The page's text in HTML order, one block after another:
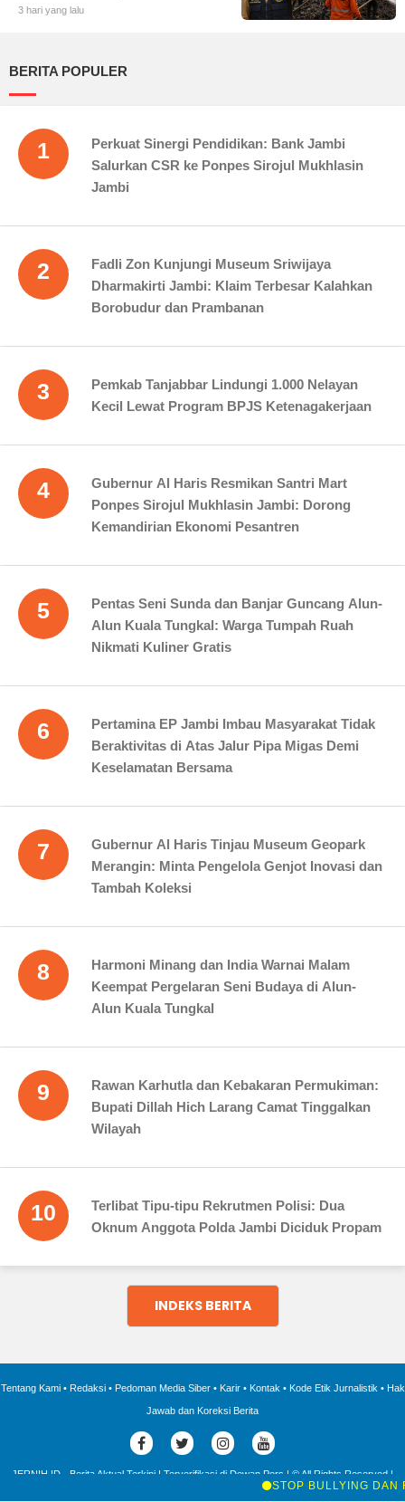
Larang Camat Tinggalkan Wilayah
3 hari yang lalu
BERITA POPULER
1
Perkuat Sinergi Pendidikan: Bank Jambi
Salurkan CSR ke Ponpes Sirojul Mukhlasin
Jambi
2
Fadli Zon Kunjungi Museum Sriwijaya
Dharmakirti Jambi: Klaim Terbesar Kalahkan
Borobudur dan Prambanan
3
Pemkab Tanjabbar Lindungi 1.000 Nelayan
Kecil Lewat Program BPJS Ketenagakerjaan
4
Gubernur Al Haris Resmikan Santri Mart
Ponpes Sirojul Mukhlasin Jambi: Dorong
Kemandirian Ekonomi Pesantren
5
Pentas Seni Sunda dan Banjar Guncang Alun-
Alun Kuala Tungkal: Warga Tumpah Ruah
Nikmati Kuliner Gratis
6
Pertamina EP Jambi Imbau Masyarakat Tidak
Beraktivitas di Atas Jalur Pipa Migas Demi
Keselamatan Bersama
7
Gubernur Al Haris Tinjau Museum Geopark
Merangin: Minta Pengelola Genjot Inovasi dan
Tambah Koleksi
8
Harmoni Minang dan India Warnai Malam
Keempat Pergelaran Seni Budaya di Alun-
Alun Kuala Tungkal
9
Rawan Karhutla dan Kebakaran Permukiman:
Bupati Dillah Hich Larang Camat Tinggalkan
Wilayah
10
Terlibat Tipu-tipu Rekrutmen Polisi: Dua
Oknum Anggota Polda Jambi Diciduk Propam
INDEKS BERITA
Tentang Kami• Redaksi• Pedoman Media Siber• Karir• Kontak • Kode Etik Jurnalistik • Hak
Jawab dan Koreksi Berita
JERNIH.ID - Berita Aktual Terkini | Terverifikasi di Dewan Pers | © All Rights Reserved |
STOP BULLYING DAN